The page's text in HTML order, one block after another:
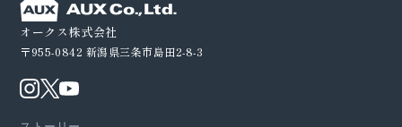
オークス株式会社
〒955-0842 新潟県三条市島田2-8-3